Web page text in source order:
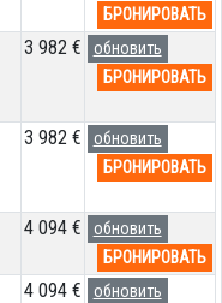
БРОНИРОВАТЬ
3 982 €
обновить
БРОНИРОВАТЬ
3 982 €
обновить
БРОНИРОВАТЬ
4 094 €
обновить
БРОНИРОВАТЬ
4 094 €
обновить